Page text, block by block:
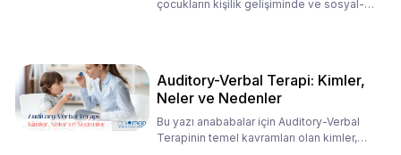
çocukların kişilik gelişiminde ve sosyal-
Auditory-Verbal Terapi: Kimler,
Neler ve Nedenler
Bu yazı anababalar için Auditory-Verbal
Terapinin temel kavramları olan kimler,